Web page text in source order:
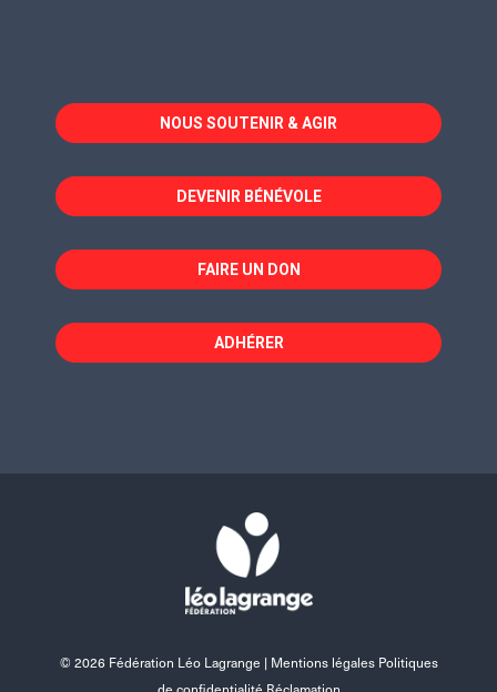
dans
une
fenêtre
dans
une
fenêtre
dans
une
fenêtre
NOUS SOUTENIR & AGIR
DEVENIR BÉNÉVOLE
FAIRE UN DON
ADHÉRER
© 2026 Fédération Léo Lagrange | Mentions légales Politiques
de confidentialité Réclamation